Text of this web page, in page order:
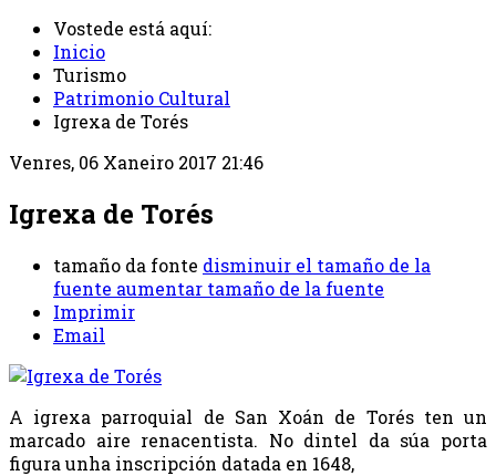
Vostede está aquí:
Inicio
Turismo
Patrimonio Cultural
Igrexa de Torés
Venres, 06 Xaneiro 2017 21:46
Igrexa de Torés
tamaño da fonte disminuir el tamaño de la
fuente aumentar tamaño de la fuente
Imprimir
Email
A igrexa parroquial de San Xoán de Torés ten un
marcado aire renacentista. No dintel da súa porta
figura unha inscripción datada en 1648,